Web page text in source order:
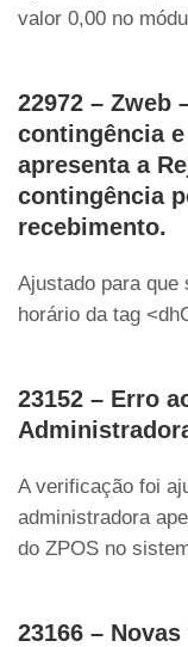
valor 0,00 no
22972 – Zweb
contingência
apresenta a
contingência
recebimento.
Ajustado para que
horário da tag
23152 – Erro
A verificação foi
administradora
do ZPOS no
23166 –